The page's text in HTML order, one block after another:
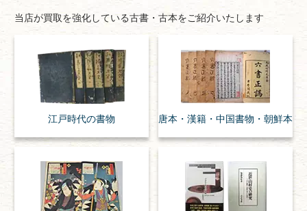
当店が買取を強化している古書・古本をご紹介いたします
江戸時代の書物 唐本・漢籍・ 中国書物・朝鮮本